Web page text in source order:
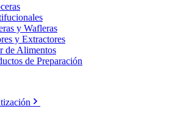
y Wafleras
y Extractores
de Alimentos
de Preparación